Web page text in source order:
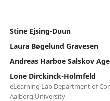
Stine Ejsing-Duun
Laura Bøgelund Gravesen
Andreas Harboe Salskov
Lone Dirckinck-Holmfeld
eLearning Lab Department of
Aalborg University